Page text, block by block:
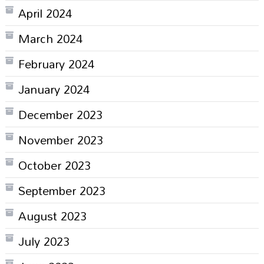
April 2024
March 2024
February 2024
January 2024
December 2023
November 2023
October 2023
September 2023
August 2023
July 2023